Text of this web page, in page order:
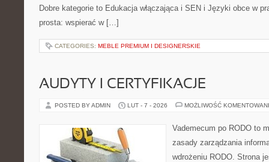
Dobre kategorie to Edukacja włączająca i SEN i Języki obce w
prosta: wspierać w […]
CATEGORIES: MEBLE PREMIUM I DESIGNERSKIE
AUDYTY I CERTYFIKACJE
POSTED BY ADMIN LUT - 7 - 2026 MOŻLIWOŚĆ
Vademecum po RODO to
zasady zarządzania
wdrożeniu RODO. Strona